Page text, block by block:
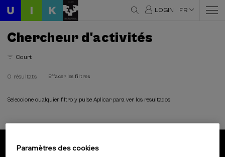
LOGIN FR
Chercheur d'activités
Court
0 résultats Effacer les filtres
Seleccione cualquier filtro y pulse Aplicar para ver los resultados
Paramètres des cookies